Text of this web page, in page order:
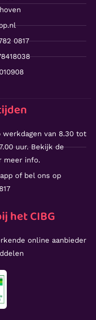
0817
werkdagen van 8.30 tot
uur. Bekijk de
meer info.
of bel ons op
het CIBG
online aanbieder